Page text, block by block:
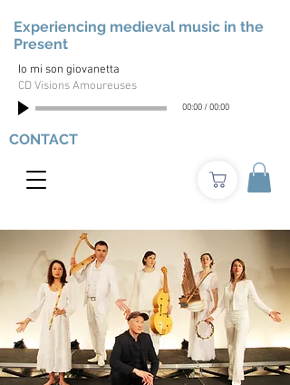
Experiencing medieval music in the
Present
Io mi son giovanetta
CD Visions Amoureuses
00:00/00:00
CONTACT